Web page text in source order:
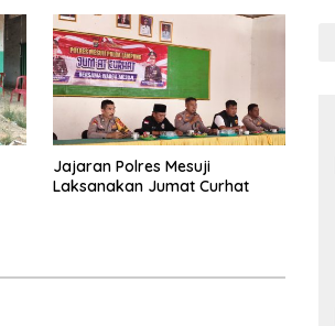
Jajaran Polres Mesuji
Laksanakan Jumat Curhat